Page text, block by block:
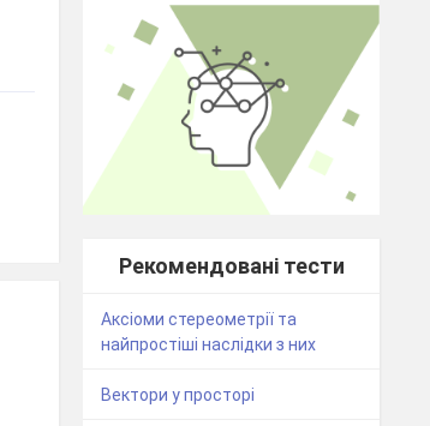
Рекомендовані тести
Аксіоми стереометрії та
найпростіші наслідки з них
Вектори у просторі